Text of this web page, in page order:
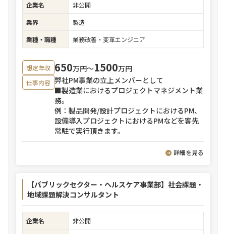
企業名
非公開
業界
製造
業種・職種
業務改善・変革エンジニア
想定年収 650万円〜1500万円
仕事内容 弊社PM事業の立上メンバーとして
■製造業におけるプロジェクトマネジメント業
務。
例：製品開発/設計プロジェクトにおけるPM、
設備導入プロジェクトにおけるPMなどを客先
常駐で実行頂きます。
詳細を見る
【パブリックセクター・ヘルスケア事業部】社会課題・
地域課題解決コンサルタント
企業名
非公開